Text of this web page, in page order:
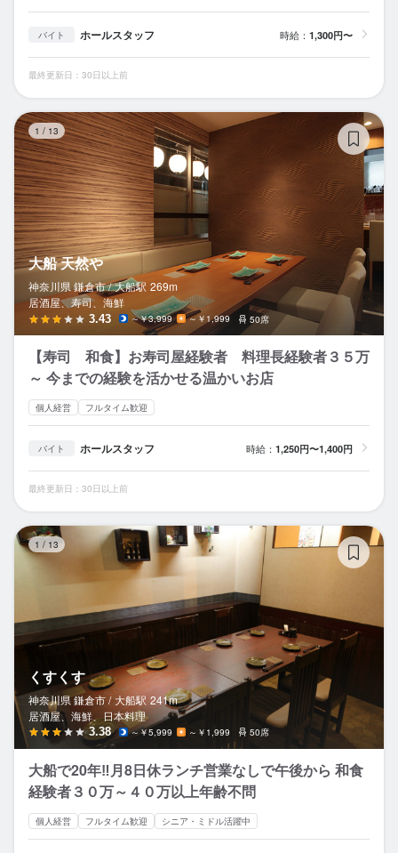
バイト ホールスタッフ 時給： 1,300円〜
最終更新日：30日以上前
1 / 13
大船 天然や
神奈川県 鎌倉市 / 大船駅 269m
居酒屋、寿司、海鮮
3.43 ～￥3,999 ～￥1,999 50席
【寿司 和食】お寿司屋経験者 料理長経験者３５万
～ 今までの経験を活かせる温かいお店
個人経営 フルタイム歓迎
バイト ホールスタッフ 時給： 1,250円〜1,400円
最終更新日：30日以上前
1 / 13
くすくす
神奈川県 鎌倉市 / 大船駅 241m
居酒屋、海鮮、日本料理
3.38 ～￥5,999 ～￥1,999 50席
大船で20年‼️月8日休ランチ営業なしで午後から 和食
経験者３０万～４０万以上年齢不問
個人経営 フルタイム歓迎 シニア・ミドル活躍中